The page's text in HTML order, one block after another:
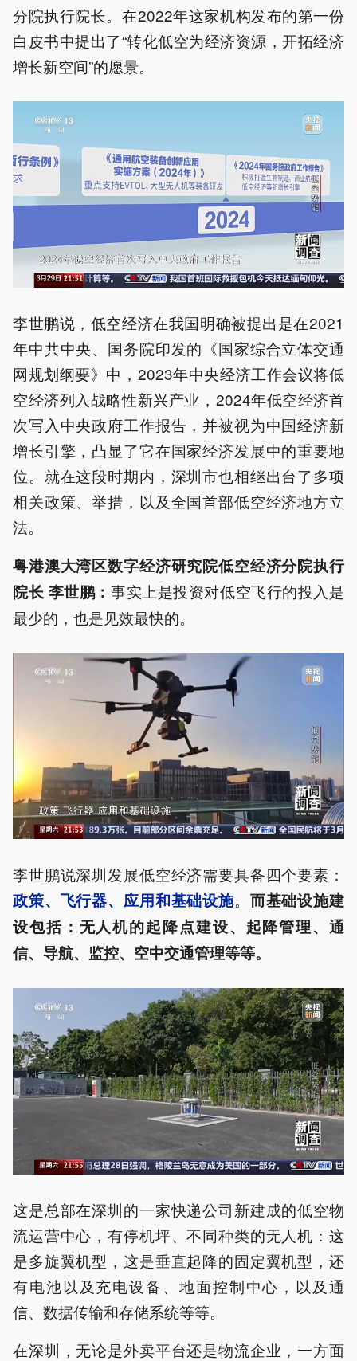
分院执行院长。在2022年这家机构发布的第一份
白皮书中提出了“转化低空为经济资源，开拓经济
增长新空间”的愿景。
李世鹏说，低空经济在我国明确被提出是在2021
年中共中央、国务院印发的《国家综合立体交通
网规划纲要》中，2023年中央经济工作会议将低
空经济列入战略性新兴产业，2024年低空经济首
次写入中央政府工作报告，并被视为中国经济新
增长引擎，凸显了它在国家经济发展中的重要地
位。就在这段时期内，深圳市也相继出台了多项
相关政策、举措，以及全国首部低空经济地方立
法。
粤港澳大湾区数字经济研究院低空经济分院执行
院长 李世鹏： 事实上是投资对低空飞行的投入是
最少的，也是见效最快的。
李世鹏说深圳发展低空经济需要具备四个要素：
政策、飞行器、应用和基础设施。 而基础设施建
设包括：无人机的起降点建设、起降管理、通
信、导航、监控、空中交通管理等等。
这是总部在深圳的一家快递公司新建成的低空物
流运营中心，有停机坪、不同种类的无人机：这
是多旋翼机型，这是垂直起降的固定翼机型，还
有电池以及充电设备、地面控制中心，以及通
信、数据传输和存储系统等等。
在深圳，无论是外卖平台还是物流企业，一方面